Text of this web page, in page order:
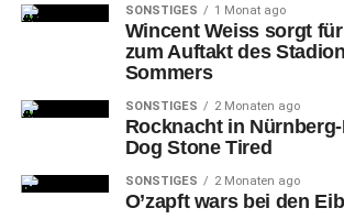
Angegeben
werden müssen dabei
E-Mail-Adresse, Telefonnummer,
gewünschte Picknick-Zeitraum. Es ist
griechischen Vorspeisen für 8 Euro pro
vorzubestellen. Vor Ort gelten die
die Einhaltung des Mindestabstands von
SONSTIGES 1 Monat ago
Wincent Weiss sorgt
zum Auftakt des
Sommers
SONSTIGES 2 Monaten ago
Rocknacht in
Dog Stone Tired
SONSTIGES 2 Monaten ago
O’zapft wars bei den